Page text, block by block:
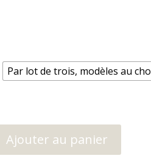
Par lot de trois, modèles au
Ajouter au panier